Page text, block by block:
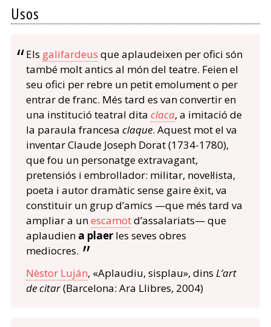
Usos
Els galifardeus que aplaudeixen per ofici són
també molt antics al món del teatre. Feien el
seu ofici per rebre un petit emolument o per
entrar de franc. Més tard es van convertir en
una institució teatral dita claca, a imitació de
la paraula francesa claque. Aquest mot el va
inventar Claude Joseph Dorat (1734-1780),
que fou un personatge extravagant,
pretensiós i embrollador: militar, novel·lista,
poeta i autor dramàtic sense gaire èxit, va
constituir un grup d’amics —que més tard va
ampliar a unescamotd’assalariats— que
aplaudien a plaerles seves obres
mediocres.
Nèstor Luján, «Aplaudiu, sisplau», dins L’art
de citar(Barcelona: Ara Llibres, 2004)